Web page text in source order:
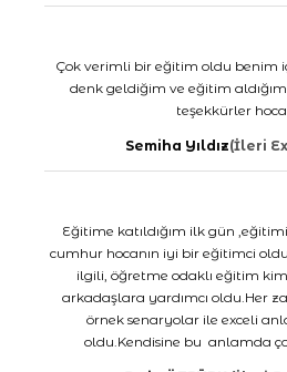
Çok verimli bir eğitim oldu benim
denk geldiğim ve eğitim
teşekkürler
Semiha Yıldız(İleri
Eğitime katıldığım ilk gün
cumhur hocanın iyi bir eğitimci
ilgili, öğretme odaklı eğitim
arkadaşlara yardımcı oldu.Her
örnek senaryolar ile exceli
oldu.Kendisine bu anlamda